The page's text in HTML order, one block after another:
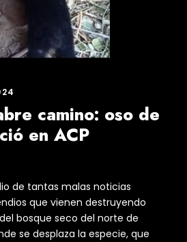
camino: oso de
en ACP
de tantas malas noticias
que vienen destruyendo
bosque seco del norte de
se desplaza la especie, que